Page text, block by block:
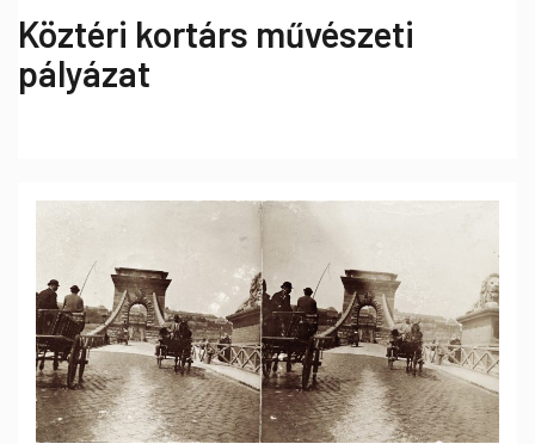
Köztéri kortárs művészeti
pályázat